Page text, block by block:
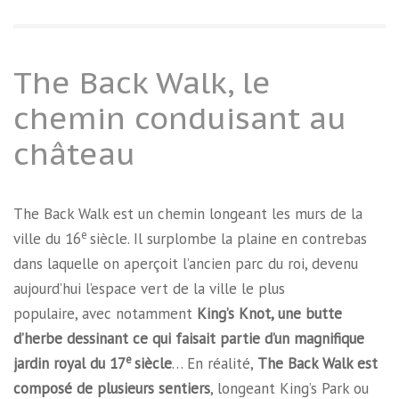
The Back Walk, le
chemin conduisant au
château
The Back Walk est un chemin longeant les murs de la
ville du 16e siècle. Il surplombe la plaine en contrebas
dans laquelle on aperçoit l’ancien parc du roi, devenu
aujourd’hui l’espace vert de la ville le plus
populaire, avec notamment King’s Knot, une butte
d’herbe dessinant ce qui faisait partie d’un magnifique
jardin royal du 17esiècle… En réalité, The Back Walk est
composé de plusieurs sentiers, longeant King’s Park ou